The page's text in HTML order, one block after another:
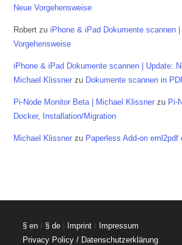
Neue Vorgehensweise
Robert zuiPhone & iPad Dokumente scannen
Vorgehensweise
iPhone & iPad Dokumente scannen | Update:
Michael Klissner zu Dokumente scannen in
Pi-Node Monitor Beta | Michael Klissner zu Pi-
Docker, Installation/Migration
Michael Klissner zu Paperless Add-on eml2pdf
§ en / § de | Imprint / Impressum
Privacy Policy / Datenschutzerklärung